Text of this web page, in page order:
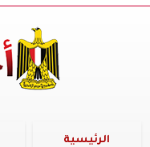
الرئيسية